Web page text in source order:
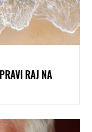
RAJ NA